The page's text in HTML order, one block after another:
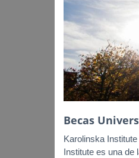
Becas
Karolinska
Institute es una de